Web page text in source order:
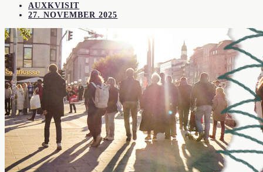
AUXKVISIT
27. NOVEMBER 2025